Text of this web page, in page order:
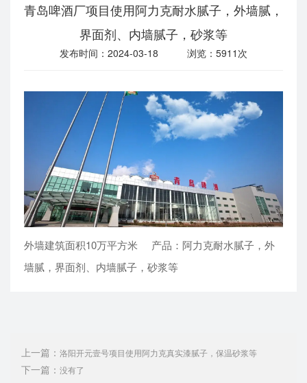
青岛啤酒厂项目使用阿力克耐水腻子，外墙腻，
界面剂、内墙腻子，砂浆等
发布时间：2024-03-18 浏览：5911次
外墙建筑面积10万平方米 产品：阿力克耐水腻子，外
墙腻，界面剂、内墙腻子，砂浆等
上一篇： 洛阳开元壹号项目使用阿力克真实漆腻子，保温砂浆等
下一篇： 没有了